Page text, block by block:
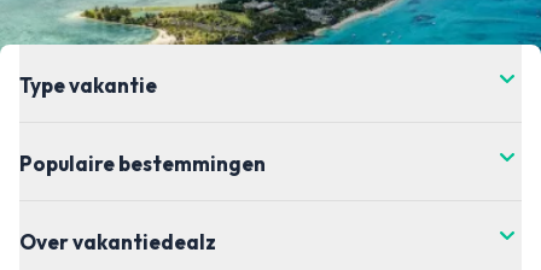
Type vakantie
Populaire bestemmingen
Over vakantiedealz